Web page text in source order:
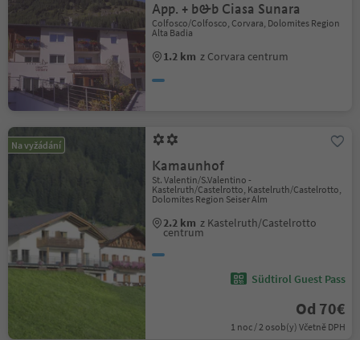
App. + b&b Ciasa Sunara
Colfosco/Colfosco, Corvara, Dolomites Region
Alta Badia
1.2 km z Corvara centrum
Na vyžádání
Kamaunhof
St. Valentin/S.Valentino -
Kastelruth/Castelrotto, Kastelruth/Castelrotto,
Dolomites Region Seiser Alm
2.2 km z Kastelruth/Castelrotto
centrum
Südtirol Guest Pass
Od 70€
1 noc / 2 osob(y) Včetně DPH